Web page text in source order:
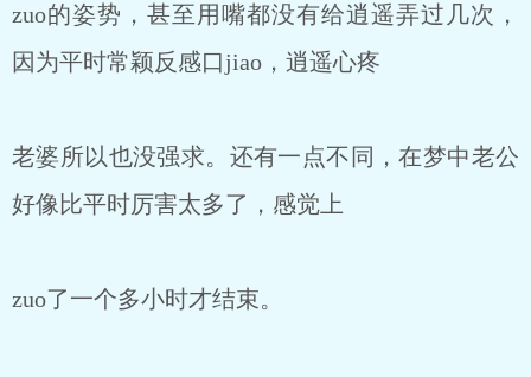
zuo的姿势，甚至用嘴都没有给逍遥弄过几次，
因为平时常颖反感口jiao，逍遥心疼
老婆所以也没强求。还有一点不同，在梦中老公
好像比平时厉害太多了，感觉上
zuo了一个多小时才结束。